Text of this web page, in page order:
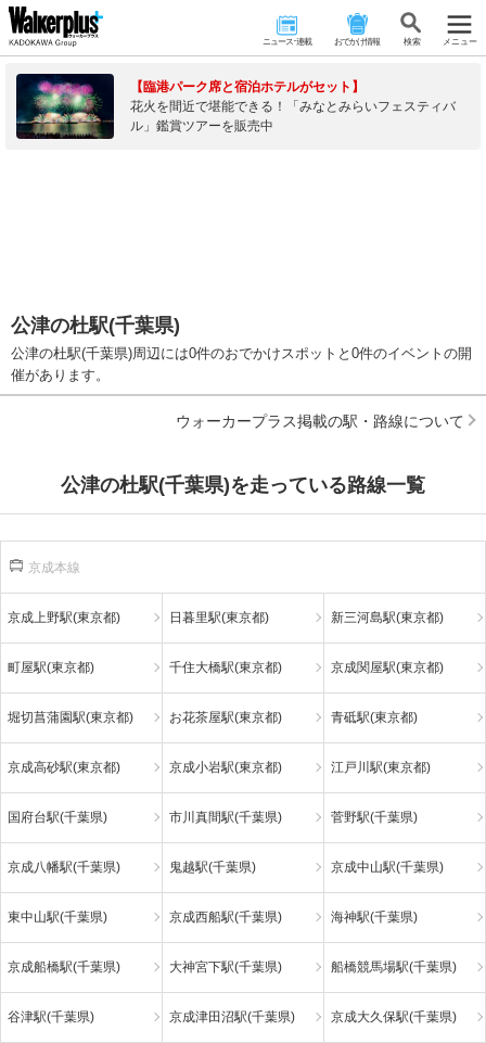
ニュース･連載 おでかけ情報 検 索 メニュー
【臨港パーク席と宿泊ホテルがセット】
花火を間近で堪能できる！「みなとみらいフェスティバ
ル」鑑賞ツアーを販売中
公津の杜駅(千葉県)
公津の杜駅(千葉県)周辺には0件のおでかけスポットと0件のイベントの開
催があります。
ウォーカープラス掲載の駅・路線について
公津の杜駅(千葉県)を走っている路線一覧
京成本線
京成上野駅(東京都) 日暮里駅(東京都) 新三河島駅(東京都)
町屋駅(東京都) 千住大橋駅(東京都) 京成関屋駅(東京都)
堀切菖蒲園駅(東京都) お花茶屋駅(東京都) 青砥駅(東京都)
京成高砂駅(東京都) 京成小岩駅(東京都) 江戸川駅(東京都)
国府台駅(千葉県) 市川真間駅(千葉県) 菅野駅(千葉県)
京成八幡駅(千葉県) 鬼越駅(千葉県) 京成中山駅(千葉県)
東中山駅(千葉県) 京成西船駅(千葉県) 海神駅(千葉県)
京成船橋駅(千葉県) 大神宮下駅(千葉県) 船橋競馬場駅(千葉県)
谷津駅(千葉県) 京成津田沼駅(千葉県) 京成大久保駅(千葉県)